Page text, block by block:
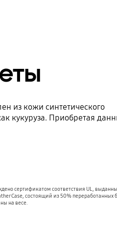
из кожи синтетического
кукуруза. Приобретая
сертификатом соответствия UL,
Case, состоящий из 50% переработанных
на весе.